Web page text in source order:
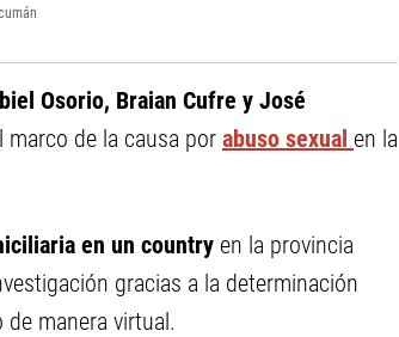
Osorio, Braian Cufre y José
marco de la causa por abuso sexual en la
en un country en la provincia
gracias a la determinación
manera virtual.